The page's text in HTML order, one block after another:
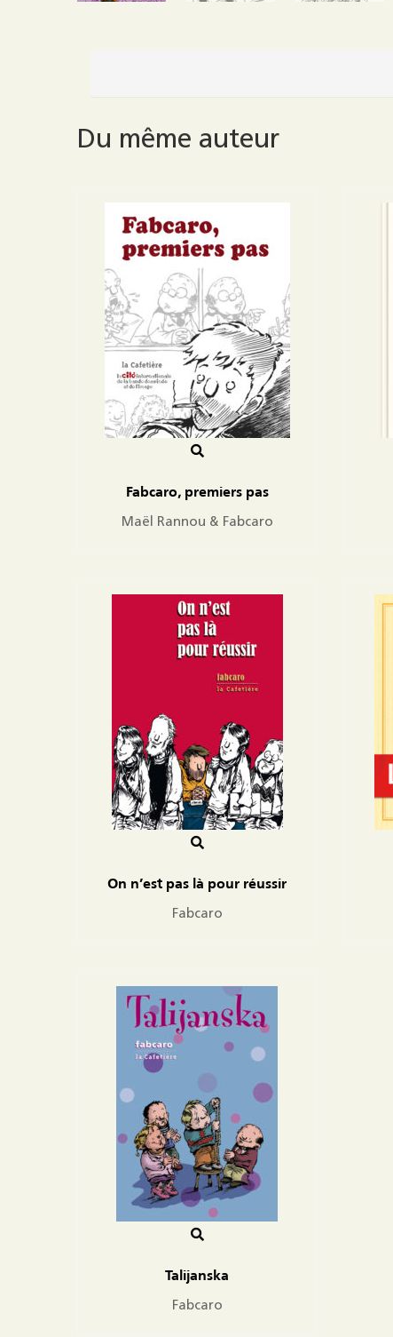
Du même auteur
Fabcaro, premiers pas
Maël Rannou & Fabcaro
On n’est pas là pour réussir
Fabcaro
Talijanska
Fabcaro